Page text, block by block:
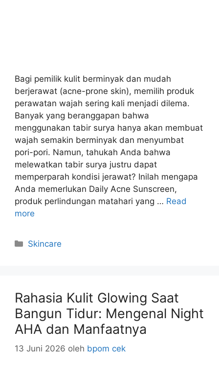
Bagi pemilik kulit berminyak dan mudah
berjerawat (acne-prone skin), memilih produk
perawatan wajah sering kali menjadi dilema.
Banyak yang beranggapan bahwa
menggunakan tabir surya hanya akan membuat
wajah semakin berminyak dan menyumbat
pori-pori. Namun, tahukah Anda bahwa
melewatkan tabir surya justru dapat
memperparah kondisi jerawat? Inilah mengapa
Anda memerlukan Daily Acne Sunscreen,
produk perlindungan matahari yang … Read
more
Kategori
Skincare
Rahasia Kulit Glowing Saat
Bangun Tidur: Mengenal Night
AHA dan Manfaatnya
13 Juni 2026 oleh bpom cek